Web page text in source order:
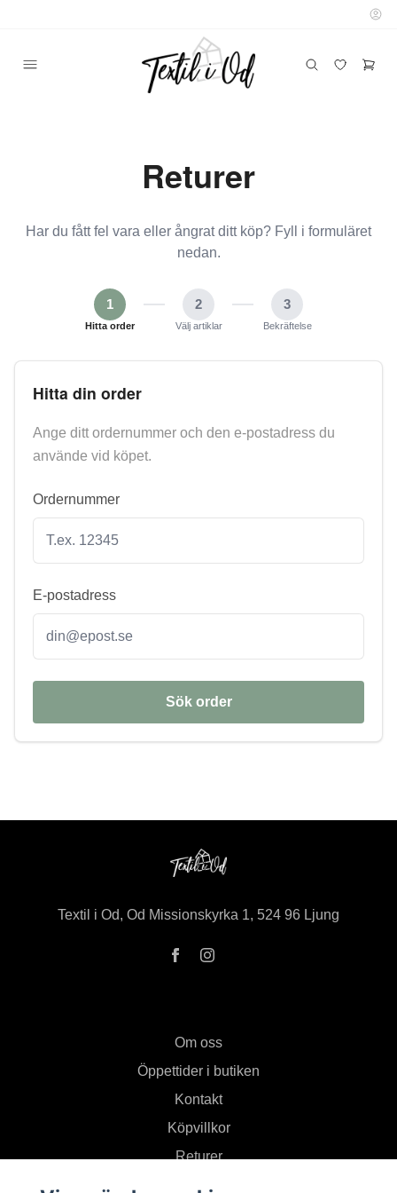
Returer
Har du fått fel vara eller ångrat ditt köp? Fyll i formuläret
nedan.
1
Hitta order
2
Välj artiklar
3
Bekräftelse
Hitta din order
Ange ditt ordernummer och den e-postadress du
använde vid köpet.
Ordernummer
E-postadress
Sök order
Textil i Od, Od Missionskyrka 1, 524 96 Ljung
Om oss
Öppettider i butiken
Kontakt
Köpvillkor
Returer